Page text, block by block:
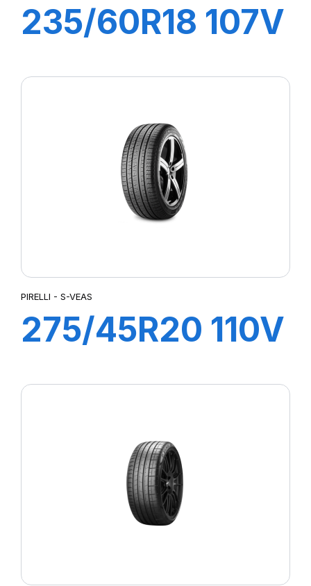
235/60R18 107V
PIRELLI - S-VEAS
275/45R20 110V